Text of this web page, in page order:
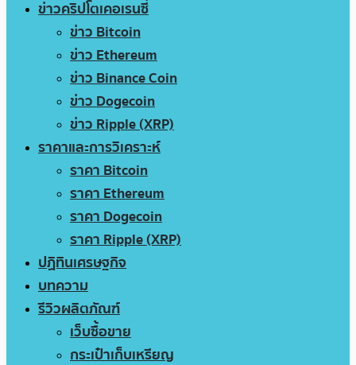
ข่าวคริปโตเคอเรนซี่
ข่าว Bitcoin
ข่าว Ethereum
ข่าว Binance Coin
ข่าว Dogecoin
ข่าว Ripple (XRP)
ราคาและการวิเคราะห์
ราคา Bitcoin
ราคา Ethereum
ราคา Dogecoin
ราคา Ripple (XRP)
ปฏิทินเศรษฐกิจ
บทความ
รีวิวผลิตภัณฑ์
เว็บซื้อขาย
กระเป๋าเก็บเหรียญ